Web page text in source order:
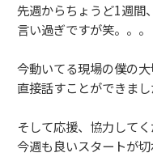
先週からちょうど1週間
言い過ぎですが笑。。。
今動いてる現場の僕の
直接話すことができまし
そして応援、協力して
今週も良いスタートが切